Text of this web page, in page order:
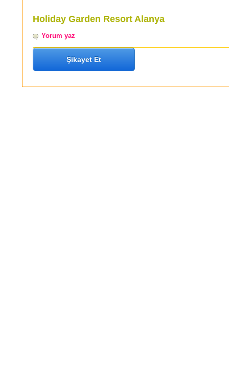
Holiday Garden Resort Alanya
Yorum yaz
Şikayet Et